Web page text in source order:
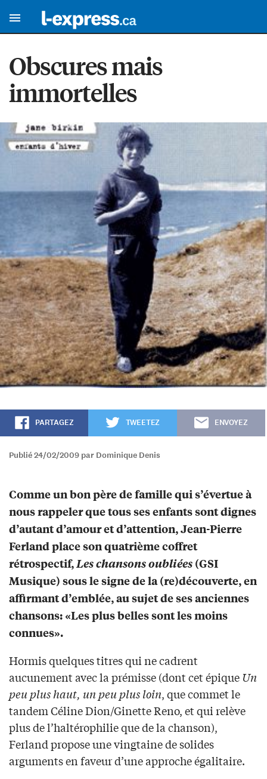
Obscures mais
immortelles
PARTAGEZ TWEETEZ ENVOYEZ
Publié 24/02/2009 par Dominique Denis
Comme un bon père de famille qui s’évertue à
nous rappeler que tous ses enfants sont dignes
d’autant d’amour et d’attention, Jean-Pierre
Ferland place son quatrième coffret
rétrospectif, Les chansons oubliées (GSI
Musique) sous le signe de la (re)découverte, en
affirmant d’emblée, au sujet de ses anciennes
chansons: «Les plus belles sont les moins
connues».
Hormis quelques titres qui ne cadrent
aucunement avec la prémisse (dont cet épiqueUn
peu plus haut, un peu plus loin, que commet le
tandem Céline Dion/Ginette Reno, et qui relève
plus de l’haltérophilie que de la chanson),
Ferland propose une vingtaine de solides
arguments en faveur d’une approche égalitaire.